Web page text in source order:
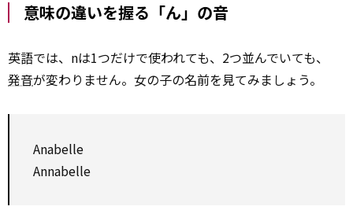
意味の違いを握る「ん」の音
英語では、nは1つだけで使われても、2つ並んでいても、
発音が変わりません。女の子の名前を見てみましょう。
Anabelle
Annabelle